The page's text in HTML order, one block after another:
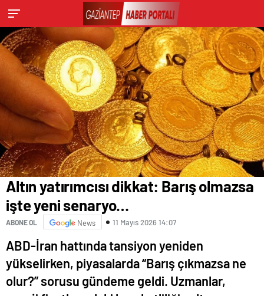
Altın yatırımcısı dikkat: Barış olmazsa
işte yeni senaryo…
ABONE OL News 11 Mayıs 2026 14:07
ABD-İran hattında tansiyon yeniden
yükselirken, piyasalarda “Barış çıkmazsa ne
olur?” sorusu gündeme geldi. Uzmanlar,